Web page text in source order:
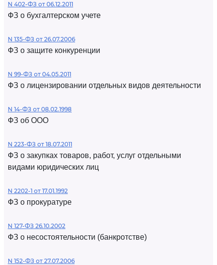
N 402-ФЗ от 06.12.2011
ФЗ о бухгалтерском учете
N 135-ФЗ от 26.07.2006
ФЗ о защите конкуренции
N 99-ФЗ от 04.05.2011
ФЗ о лицензировании отдельных видов деятельности
N 14-ФЗ от 08.02.1998
ФЗ об ООО
N 223-ФЗ от 18.07.2011
ФЗ о закупках товаров, работ, услуг отдельными
видами юридических лиц
N 2202-1 от 17.01.1992
ФЗ о прокуратуре
N 127-ФЗ 26.10.2002
ФЗ о несостоятельности (банкротстве)
N 152-ФЗ от 27.07.2006